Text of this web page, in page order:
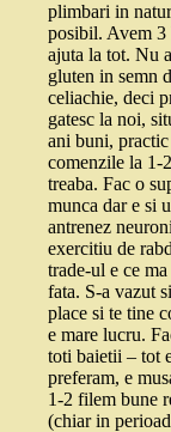
plimbari in
posibil. Avem 3
ajuta la tot. Nu
gluten in semn
celiachie, deci
gatesc la noi,
ani buni,
comenzile la 1-
treaba. Fac o
munca dar e si
antrenez
exercitiu de
trade-ul e ce
fata. S-a vazut
place si te tine
e mare lucru.
toti baietii – tot
preferam, e
1-2 filem bune
(chiar in